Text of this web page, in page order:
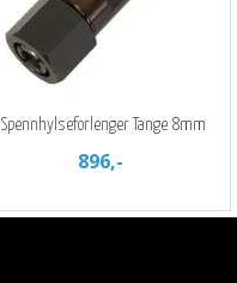
Spennhylseforlenger Tange 8mm
896,-